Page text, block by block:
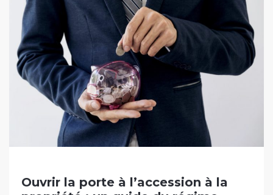
Ouvrir la porte à l’accession à la